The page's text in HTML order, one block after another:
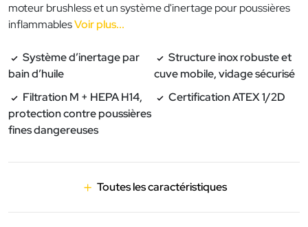
moteur brushless et un système d'inertage pour poussières
inflammablesVoir plus...
Système d’inertage par
bain d’huile
Structure inox robuste et
cuve mobile, vidage sécurisé
Filtration M + HEPA H14,
protection contre poussières
fines dangereuses
Certification ATEX 1/2D
Toutes les caractéristiques